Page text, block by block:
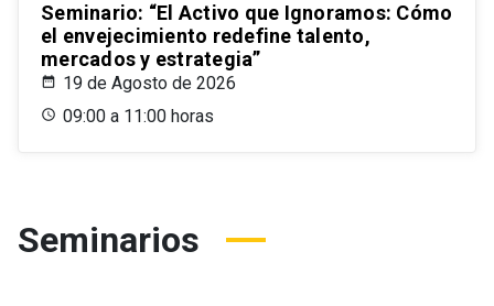
Seminario: “El Activo que Ignoramos: Cómo
el envejecimiento redefine talento,
mercados y estrategia”
19 de Agosto de 2026
09:00 a 11:00 horas
Seminarios